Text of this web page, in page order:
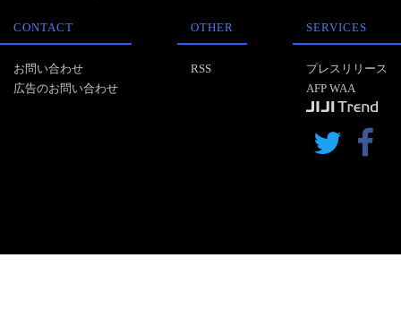
CONTACT
お問い合わせ
広告のお問い合わせ
OTHER
RSS
SERVICES
プレスリリース
AFP WAA